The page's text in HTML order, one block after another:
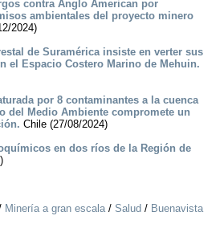
contra Anglo American por
ambientales del proyecto minero
2024)
de Suramérica insiste en verter sus
el Espacio Costero Marino de Mehuin.
por 8 contaminantes a la cuenca
del Medio Ambiente compromete un
Chile (27/08/2024)
en dos ríos de la Región de
Minería a gran escala/ Salud / Buenavista